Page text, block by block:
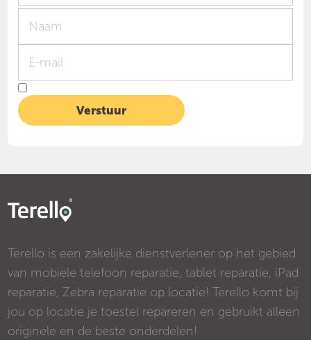
Terello is een zakelijke dienstverlener op het gebied
van mobiele telefoon reparatie, tablet reparatie, iPad
reparatie, Zebra reparatie op locatie! Terello komt bij
jou op locatie je toestel repareren en gebruikt alleen
originele en de beste onderdelen!